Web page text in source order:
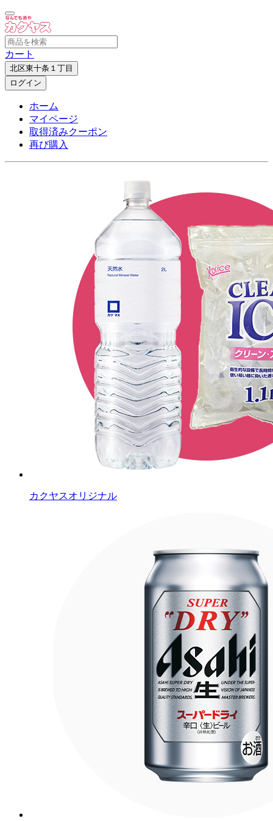
カート
北区東十条１丁目
ログイン
ホーム
マイページ
取得済みクーポン
再び購入
カクヤスオリジナル